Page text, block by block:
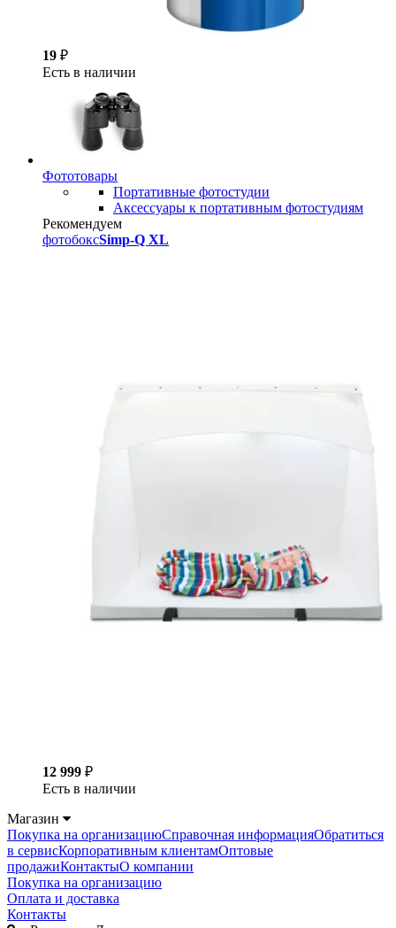
19 ₽
Есть в наличии
Фототовары
Портативные фотостудии
Аксессуары к портативным фотостудиям
Рекомендуем
фотобоксSimp-Q XL
12 999 ₽
Есть в наличии
Магазин
Покупка на организациюСправочная информацияОбратиться
в сервисКорпоративным клиентамОптовые
продажиКонтактыО компании
Покупка на организацию
Оплата и доставка
Контакты